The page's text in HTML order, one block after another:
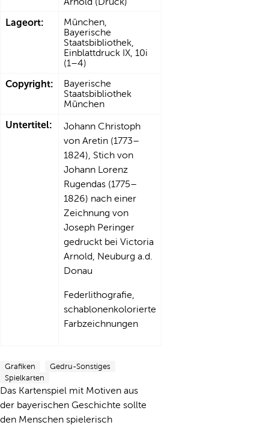
Lageort:
München,
Bayerische
Staatsbibliothek,
Einblattdruck IX, 10i
(1–4)
Copyright:
Bayerische
Staatsbibliothek
München
Untertitel:
Johann Christoph
von Aretin (1773–
1824), Stich von
Johann Lorenz
Rugendas (1775–
1826) nach einer
Zeichnung von
Joseph Peringer
gedruckt bei Victoria
Arnold, Neuburg a.d.
Donau
Federlithografie,
schablonenkolorierte
Farbzeichnungen
Grafiken
Gedru-Sonstiges
Spielkarten
Das Kartenspiel mit Motiven aus
der bayerischen Geschichte sollte
den Menschen spielerisch